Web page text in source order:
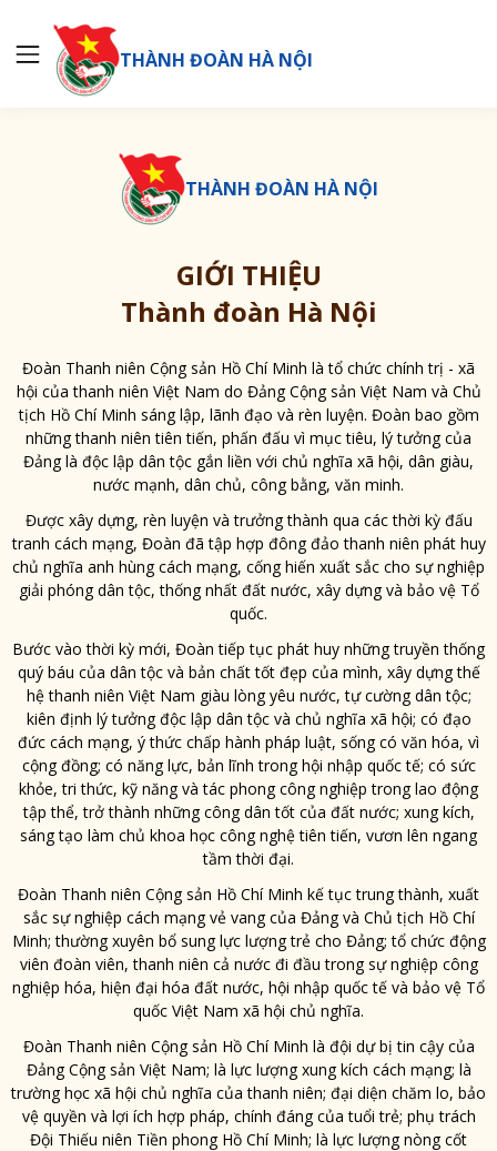
THÀNH ĐOÀN HÀ NỘI
THÀNH ĐOÀN HÀ NỘI
GIỚI THIỆU
Thành đoàn Hà Nội
Đoàn Thanh niên Cộng sản Hồ Chí Minh là tổ chức chính trị - xã
hội của thanh niên Việt Nam do Đảng Cộng sản Việt Nam và Chủ
tịch Hồ Chí Minh sáng lập, lãnh đạo và rèn luyện. Đoàn bao gồm
những thanh niên tiên tiến, phấn đấu vì mục tiêu, lý tưởng của
Đảng là độc lập dân tộc gắn liền với chủ nghĩa xã hội, dân giàu,
nước mạnh, dân chủ, công bằng, văn minh.
Được xây dựng, rèn luyện và trưởng thành qua các thời kỳ đấu
tranh cách mạng, Đoàn đã tập hợp đông đảo thanh niên phát huy
chủ nghĩa anh hùng cách mạng, cống hiến xuất sắc cho sự nghiệp
giải phóng dân tộc, thống nhất đất nước, xây dựng và bảo vệ Tổ
quốc.
Bước vào thời kỳ mới, Đoàn tiếp tục phát huy những truyền thống
quý báu của dân tộc và bản chất tốt đẹp của mình, xây dựng thế
hệ thanh niên Việt Nam giàu lòng yêu nước, tự cường dân tộc;
kiên định lý tưởng độc lập dân tộc và chủ nghĩa xã hội; có đạo
đức cách mạng, ý thức chấp hành pháp luật, sống có văn hóa, vì
cộng đồng; có năng lực, bản lĩnh trong hội nhập quốc tế; có sức
khỏe, tri thức, kỹ năng và tác phong công nghiệp trong lao động
tập thể, trở thành những công dân tốt của đất nước; xung kích,
sáng tạo làm chủ khoa học công nghệ tiên tiến, vươn lên ngang
tầm thời đại.
Đoàn Thanh niên Cộng sản Hồ Chí Minh kế tục trung thành, xuất
sắc sự nghiệp cách mạng vẻ vang của Đảng và Chủ tịch Hồ Chí
Minh; thường xuyên bổ sung lực lượng trẻ cho Đảng; tổ chức động
viên đoàn viên, thanh niên cả nước đi đầu trong sự nghiệp công
nghiệp hóa, hiện đại hóa đất nước, hội nhập quốc tế và bảo vệ Tổ
quốc Việt Nam xã hội chủ nghĩa.
Đoàn Thanh niên Cộng sản Hồ Chí Minh là đội dự bị tin cậy của
Đảng Cộng sản Việt Nam; là lực lượng xung kích cách mạng; là
trường học xã hội chủ nghĩa của thanh niên; đại diện chăm lo, bảo
vệ quyền và lợi ích hợp pháp, chính đáng của tuổi trẻ; phụ trách
Đội Thiếu niên Tiền phong Hồ Chí Minh; là lực lượng nòng cốt